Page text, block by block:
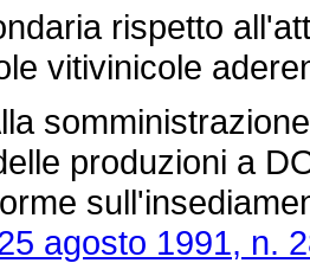
rispetto
vitivinicole
produzioni a
agosto 1991, n.